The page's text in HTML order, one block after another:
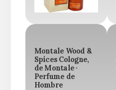
Montale Wood &
Spices Cologne,
de Montale ·
Perfume de
Hombre